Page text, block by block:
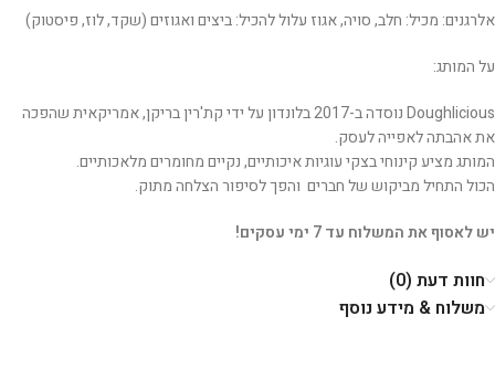
אלרגנים: מכיל: חלב, סויה, אגוז עלול להכיל: ביצים ואגוזים (שקד, לוז, פיסטוק)
על המותג:
Doughlicious נוסדה ב-2017 בלונדון על ידי קת'רין בריקן, אמריקאית שהפכה
את אהבתה לאפייה לעסק.
המותג מציע קינוחי בצקי עוגיות איכותיים, נקיים מחומרים מלאכותיים.
הכול התחיל מביקוש של חברים והפך לסיפור הצלחה מתוק.
יש לאסוף את המשלוח עד 7 ימי עסקים!
חוות דעת (0)
משלוח & מידע נוסף